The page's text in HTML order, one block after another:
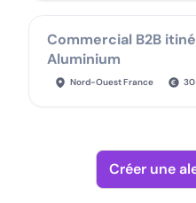
Commercial B2B
Aluminium
Nord-Ouest France 30
Créer une